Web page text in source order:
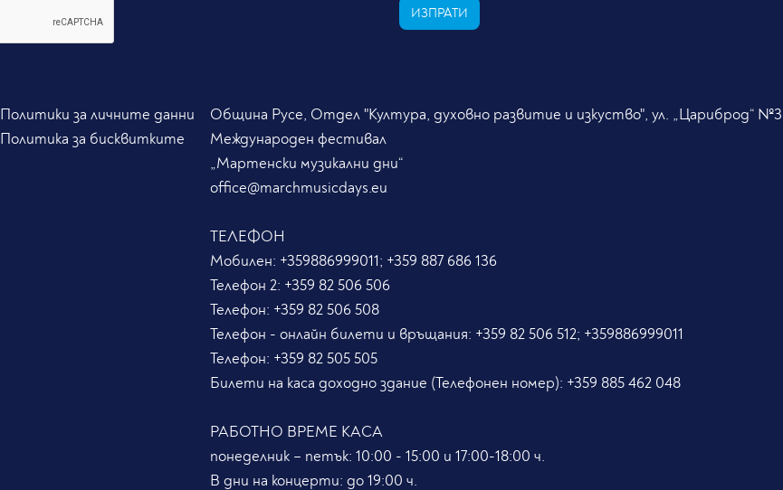
ИЗПРАТИ
Политики за личните данни
Политика за бисквитките
Община Русе, Отдел "Култура, духовно развитие и изкуство", ул. „Цариброд“ №3
Международен фестивал
„Мартенски музикални дни“
office@marchmusicdays.eu
ТЕЛЕФОН
Мобилен: +359886999011; +359 887 686 136
Телефон 2: +359 82 506 506
Телефон: +359 82 506 508
Телефон - онлайн билети и връщания: +359 82 506 512; +359886999011
Телефон: +359 82 505 505
Билети на каса доходно здание (Телефонен номер): +359 885 462 048
РАБОТНО ВРЕМЕ КАСА
понеделник – петък: 10:00 - 15:00 и 17:00-18:00 ч.
В дни на концерти: до 19:00 ч.